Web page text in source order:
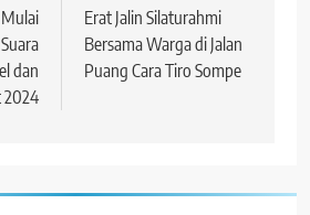
dan
2024
Erat Jalin Silaturahmi
Bersama Warga di Jalan
Puang Cara Tiro Sompe